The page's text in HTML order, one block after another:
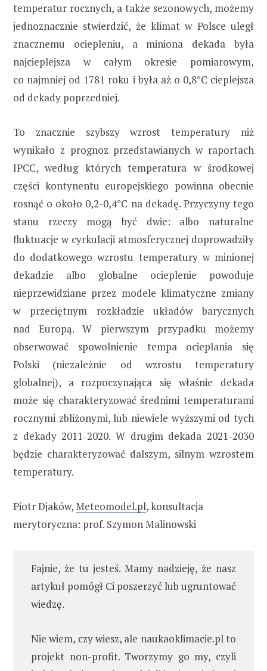
temperatur rocznych, a także sezonowych, możemy
jednoznacznie stwierdzić, że klimat w Polsce uległ
znacznemu ociepleniu, a miniona dekada była
najcieplejsza w całym okresie pomiarowym,
co najmniej od 1781 roku i była aż o 0,8°C cieplejsza
od dekady poprzedniej.
To znacznie szybszy wzrost temperatury niż
wynikało z prognoz przedstawianych w raportach
IPCC, według których temperatura w środkowej
części kontynentu europejskiego powinna obecnie
rosnąć o około 0,2-0,4°C na dekadę. Przyczyny tego
stanu rzeczy mogą być dwie: albo naturalne
fluktuacje w cyrkulacji atmosferycznej doprowadziły
do dodatkowego wzrostu temperatury w minionej
dekadzie albo globalne ocieplenie powoduje
nieprzewidziane przez modele klimatyczne zmiany
w przeciętnym rozkładzie układów barycznych
nad Europą. W pierwszym przypadku możemy
obserwować spowolnienie tempa ocieplania się
Polski (niezależnie od wzrostu temperatury
globalnej), a rozpoczynająca się właśnie dekada
może się charakteryzować średnimi temperaturami
rocznymi zbliżonymi, lub niewiele wyższymi od tych
z dekady 2011-2020. W drugim dekada 2021-2030
będzie charakteryzować dalszym, silnym wzrostem
temperatury.
Piotr Djaków,Meteomodel.pl, konsultacja
merytoryczna: prof. Szymon Malinowski
Fajnie, że tu jesteś. Mamy nadzieję, że nasz
artykuł pomógł Ci poszerzyć lub ugruntować
wiedzę.
Nie wiem, czy wiesz, ale naukaoklimacie.pl to
projekt non-profit. Tworzymy go my, czyli